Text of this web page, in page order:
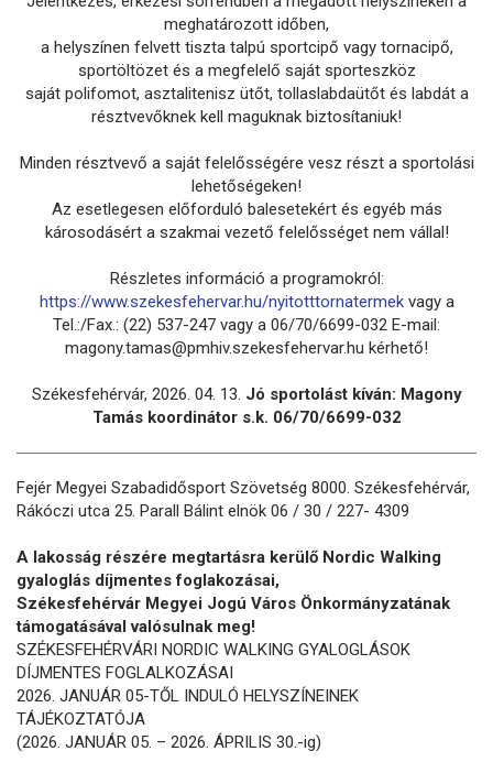
meghatározott időben,
a helyszínen felvett tiszta talpú sportcipő vagy tornacipő,
sportöltözet és a megfelelő saját sporteszköz
saját polifomot, asztalitenisz ütőt, tollaslabdaütőt és labdát a
résztvevőknek kell maguknak biztosítaniuk!
Minden résztvevő a saját felelősségére vesz részt a sportolási
lehetőségeken!
Az esetlegesen előforduló balesetekért és egyéb más
károsodásért a szakmai vezető felelősséget nem vállal!
Részletes információ a programokról:
https://www.szekesfehervar.hu/nyitotttornatermekvagy a
Tel.:/Fax.: (22) 537-247 vagy a 06/70/6699-032 E-mail:
magony.tamas@pmhiv.szekesfehervar.hu kérhető!
Székesfehérvár, 2026. 04. 13. Jó sportolást kíván: Magony
Tamás koordinátor s.k. 06/70/6699-032
Fejér Megyei Szabadidősport Szövetség 8000. Székesfehérvár,
Rákóczi utca 25. Parall Bálint elnök 06 / 30 / 227- 4309
A lakosság részére megtartásra kerülő Nordic Walking
gyaloglás díjmentes foglakozásai,
Székesfehérvár Megyei Jogú Város Önkormányzatának
támogatásával valósulnak meg!
SZÉKESFEHÉRVÁRI NORDIC WALKING GYALOGLÁSOK
DÍJMENTES FOGLALKOZÁSAI
2026. JANUÁR 05-TŐL INDULÓ HELYSZÍNEINEK
TÁJÉKOZTATÓJA
(2026. JANUÁR 05. – 2026. ÁPRILIS 30.-ig)